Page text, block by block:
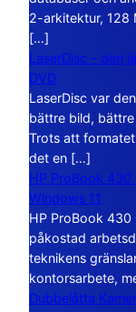
2-arkitektur, 128
[…]
LaserDisc – den
DVD
LaserDisc var
bättre bild,
Trots att
det en […]
HP ProBook
Windows 11
HP ProBook 430
påkostad
teknikens
kontorsarbete,
Dubbelåtta